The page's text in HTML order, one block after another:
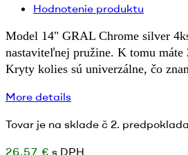
Hodnotenie produktu
Model 14" GRAL Chrome silver
nastaviteľnej pružine. K tomu máte
Kryty kolies sú univerzálne, čo
More details
Tovar je na sklade č 2.
26,57 € s DPH